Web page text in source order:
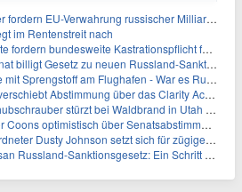
fordern EU-Verwahrung russischer Milliarden
im Rentenstreit nach
fordern bundesweite Kastrationspflicht für Katzen
billigt Gesetz zu neuen Russland-Sanktionen
Sprengstoff am Flughafen - War es Russland?
über das Clarity Act: Auswirkungen auf Unternehmen und das Vertrauen der Investoren
stürzt bei Waldbrand in Utah ab
optimistisch über Senatsabstimmungen angesichts von Finanzierungsbedenken
Johnson setzt sich für zügige Regierungsfinanzierung angesichts von Shutdown-Risiken ein
Sanktionsgesetz: Ein Schritt in Richtung Energieunabhängigkeit